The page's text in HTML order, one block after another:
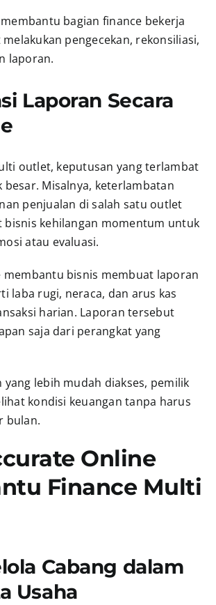
bagian finance bekerja
pengecekan, rekonsiliasi,
laporan.
Laporan Secara
outlet, keputusan yang terlambat
besar. Misalnya, keterlambatan
penjualan di salah satu outlet
bisnis kehilangan momentum untuk
atau evaluasi.
membantu bisnis membuat laporan
laba rugi, neraca, dan arus kas
harian. Laporan tersebut
saja dari perangkat yang
yang lebih mudah diakses, pemilik
kondisi keuangan tanpa harus
bulan.
Online
Finance Multi
Cabang dalam
Usaha